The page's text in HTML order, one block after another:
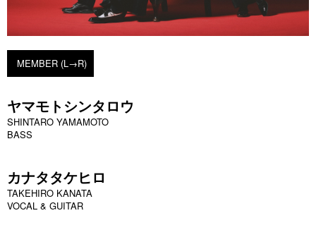
MEMBER (L→R)
ヤマモトシンタロウ
SHINTARO YAMAMOTO
BASS
カナタタケヒロ
TAKEHIRO KANATA
VOCAL & GUITAR